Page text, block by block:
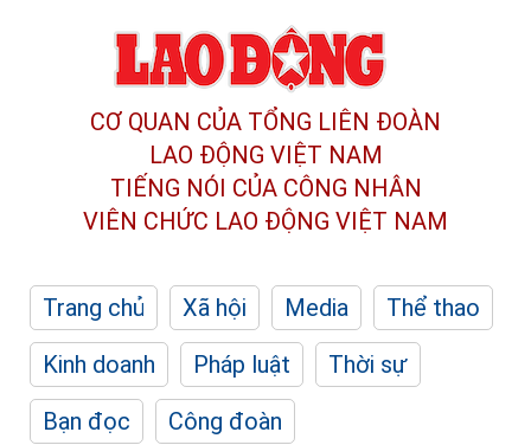
CƠ QUAN CỦA TỔNG LIÊN ĐOÀN
LAO ĐỘNG VIỆT NAM
TIẾNG NÓI CỦA CÔNG NHÂN
VIÊN CHỨC LAO ĐỘNG VIỆT NAM
Trang chủ Xã hội Media
Thể thao
Kinh doanh
Pháp luật
Thời sự
Bạn đọc
Công đoàn